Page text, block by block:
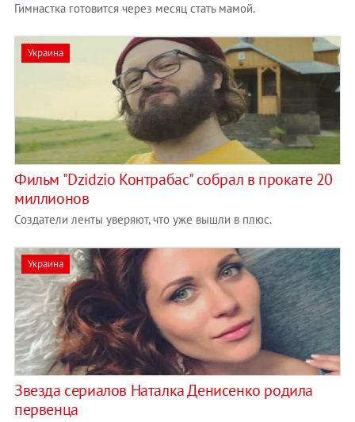
Гимнастка готовится через месяц стать мамой.
Украина
Фильм "Dzidzio Контрабас" собрал в прокате 20
миллионов
Создатели ленты уверяют, что уже вышли в плюс.
Украина
Звезда сериалов Наталка Денисенко родила
первенца